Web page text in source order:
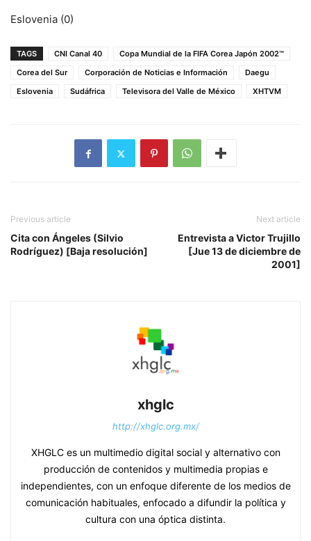
Eslovenia (0)
TAGS CNI Canal 40
Copa Mundial de la FIFA Corea Japón 2002™
Corea del Sur
Corporación de Noticias e Información
Daegu
Eslovenia
Sudáfrica Televisora del Valle de México XHTVM
Previous article
Cita con Ángeles (Silvio
Rodríguez) [Baja resolución]
Next article
Entrevista a Victor Trujillo
[Jue 13 de diciembre de
2001]
xhglc
http://xhglc.org.mx/
XHGLC es un multimedio digital social y alternativo con
producción de contenidos y multimedia propias e
independientes, con un enfoque diferente de los medios de
comunicación habituales, enfocado a difundir la política y
cultura con una óptica distinta.